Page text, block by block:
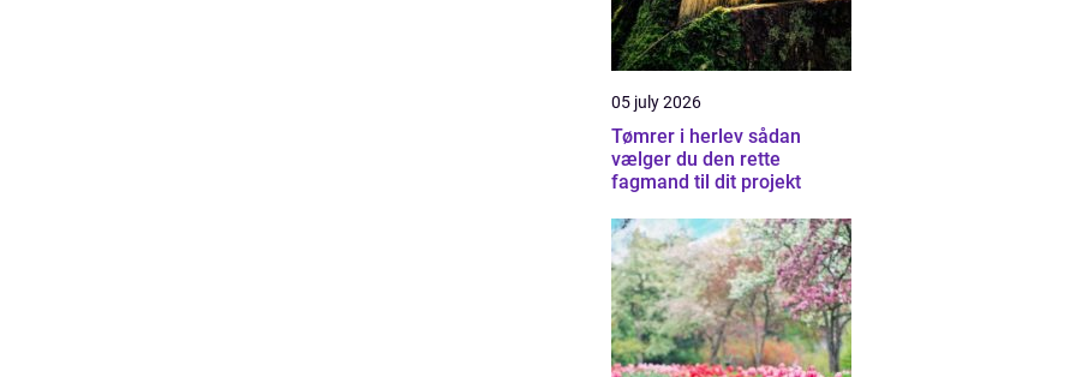
05 july 2026
Tømrer i herlev sådan
vælger du den rette
fagmand til dit projekt